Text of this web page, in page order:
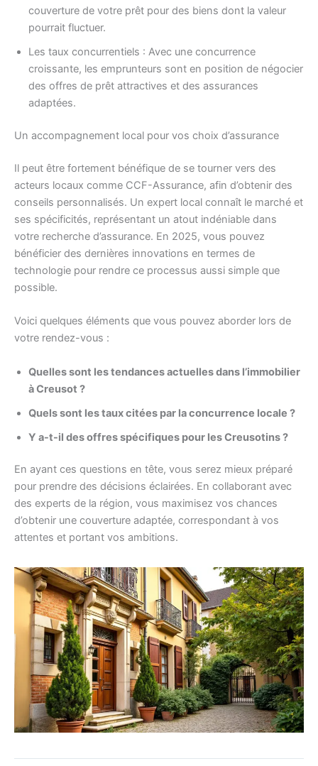
couverture de votre prêt pour des biens dont la valeur
pourrait fluctuer.
Les taux concurrentiels : Avec une concurrence
croissante, les emprunteurs sont en position de négocier
des offres de prêt attractives et des assurances
adaptées.
Un accompagnement local pour vos choix d’assurance
Il peut être fortement bénéfique de se tourner vers des
acteurs locaux comme CCF-Assurance, afin d’obtenir des
conseils personnalisés. Un expert local connaît le marché et
ses spécificités, représentant un atout indéniable dans
votre recherche d’assurance. En 2025, vous pouvez
bénéficier des dernières innovations en termes de
technologie pour rendre ce processus aussi simple que
possible.
Voici quelques éléments que vous pouvez aborder lors de
votre rendez-vous :
Quelles sont les tendances actuelles dans l’immobilier
à Creusot ?
Quels sont les taux citées par la concurrence locale ?
Y a-t-il des offres spécifiques pour les Creusotins ?
En ayant ces questions en tête, vous serez mieux préparé
pour prendre des décisions éclairées. En collaborant avec
des experts de la région, vous maximisez vos chances
d’obtenir une couverture adaptée, correspondant à vos
attentes et portant vos ambitions.